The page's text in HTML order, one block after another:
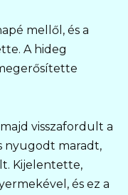
mellől, és a
A hideg
visszafordult a
nyugodt maradt,
Kijelentette,
és ez a